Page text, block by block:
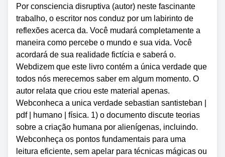
Por consciencia disruptiva (autor) neste fascinante
trabalho, o escritor nos conduz por um labirinto de
reflexões acerca da. Você mudará completamente a
maneira como percebe o mundo e sua vida. Você
acordará de sua realidade fictícia e saberá o.
Webdizem que este livro contém a única verdade que
todos nós merecemos saber em algum momento. O
autor relata que criou este material apenas.
Webconheca a unica verdade sebastian santisteban |
pdf | humano | física. 1) o documento discute teorias
sobre a criação humana por alienígenas, incluindo.
Webconheça os pontos fundamentais para uma
leitura eficiente, sem apelar para técnicas mágicas ou